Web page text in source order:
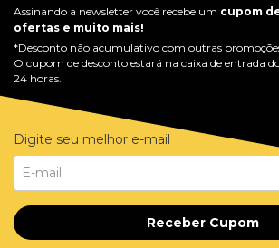
Assinando a newsletter você recebe um cupom
ofertas e muito mais!
*Desconto não acumulativo com outras
O cupom de desconto estará na caixa de entrada
24 horas.
Digite seu melhor e-mail
Receber Cupom